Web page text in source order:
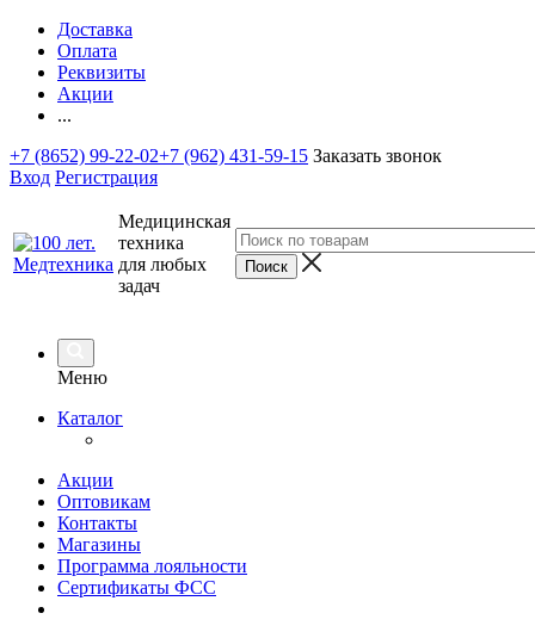
Доставка
Оплата
Реквизиты
Акции
...
+7 (8652) 99-22-02+7 (962) 431-59-15 Заказать звонок
Вход Регистрация
Медицинская
техника
для любых
задач
Меню
Каталог
Акции
Оптовикам
Контакты
Магазины
Программа лояльности
Сертификаты ФСС